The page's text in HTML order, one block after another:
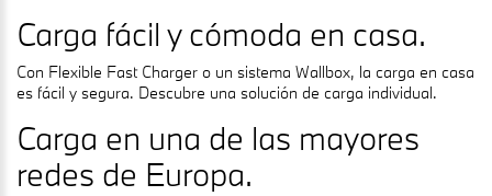
Carga fácil y cómoda en casa.
Con Flexible Fast Charger o un sistema Wallbox, la carga en casa
es fácil y segura. Descubre una solución de carga individual.
Carga en una de las mayores
redes de Europa.